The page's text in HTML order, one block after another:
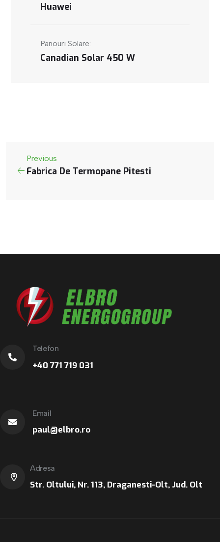
Huawei
Panouri Solare:
Canadian Solar 450 W
Previous
Fabrica De Termopane Pitesti
Telefon
+40 771 719 031
Email
paul@elbro.ro
Adresa
Str. Oltului, Nr. 113, Draganesti-Olt, Jud. Olt